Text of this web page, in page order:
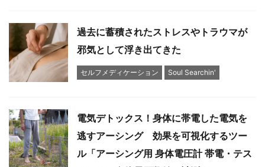
過去に蓄積されたストレスやトラウマが
邪気として浮き出てきた
セルフメディケーション Soul Searchin'
電気デトックス！身体に帯電した電気を
逃すアーシング 効果を可視化するツー
ル「アーシング用 身体電圧計 帯電・テス